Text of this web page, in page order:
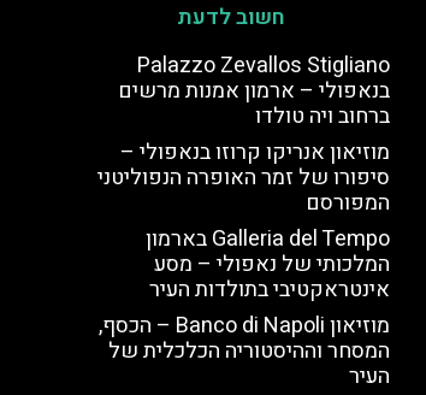
חשוב לדעת
Palazzo Zevallos Stigliano
בנאפולי – ארמון אמנות מרשים
ברחוב ויה טולדו
מוזיאון אנריקו קרוזו בנאפולי –
סיפורו של זמר האופרה הנפוליטני
המפורסם
Galleria del Tempo בארמון
המלכותי של נאפולי – מסע
אינטראקטיבי בתולדות העיר
מוזיאון Banco di Napoli – הכסף,
המסחר וההיסטוריה הכלכלית של
העיר